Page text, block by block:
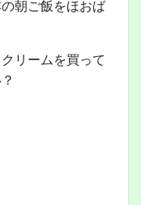
朝ご飯をほおば
リームを買って